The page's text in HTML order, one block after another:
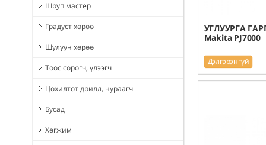
Шруп мастер
Градуст хөрөө
Шулуун хөрөө
Тоос сорогч, үлээгч
Цохилтот дрилл, нураагч
Бусад
Хөгжим
УГЛУУРГА
Makita PJ7000
Дэлгэрэнгүй